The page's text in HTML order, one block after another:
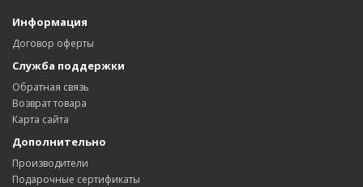
Информация
Договор оферты
Служба поддержки
Обратная связь
Возврат товара
Карта сайта
Дополнительно
Производители
Подарочные сертификаты